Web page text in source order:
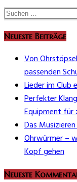
Suchen
Neueste Beiträge
Von
passenden
Lieder im Club
Perfekter
Equipment für
Das
Ohrwürmer –
Kopf gehen
Neueste